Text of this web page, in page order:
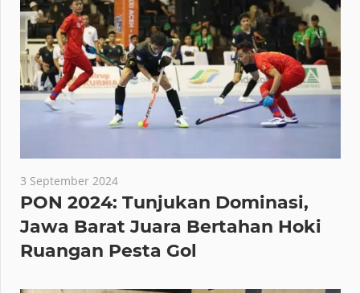
3 September 2024
PON 2024: Tunjukan Dominasi,
Jawa Barat Juara Bertahan Hoki
Ruangan Pesta Gol